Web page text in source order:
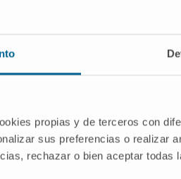
propias y de terceros con
sus preferencias o realizar
rechazar o bien aceptar
you are